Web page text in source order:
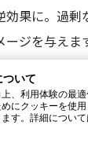
果に。過剰
ジを与えま
毛穴対策です
ケアは必
ついて
、利用体験の最
にクッキーを使用
す。詳細について